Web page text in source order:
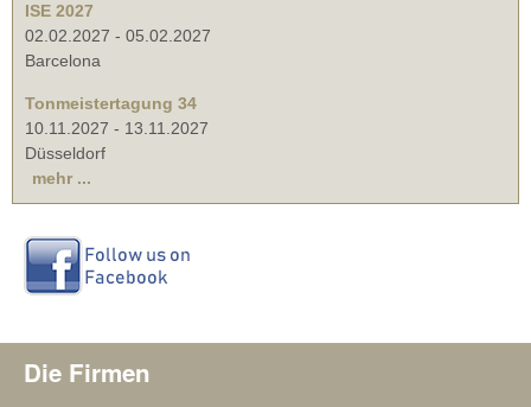
ISE 2027
02.02.2027 - 05.02.2027
Barcelona
Tonmeistertagung 34
10.11.2027 - 13.11.2027
Düsseldorf
mehr ...
Die Firmen